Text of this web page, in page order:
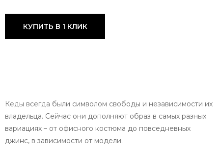
КУПИТЬ В 1 КЛИК
Кеды всегда были символом свободы и независимости их
владельца. Сейчас они дополняют образ в самых разных
вариациях – от офисного костюма до повседневных
джинс, в зависимости от модели.